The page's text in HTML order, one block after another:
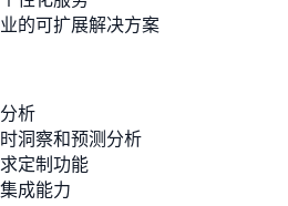
的可扩展解决方案
析
洞察和预测分析
定制功能
成能力